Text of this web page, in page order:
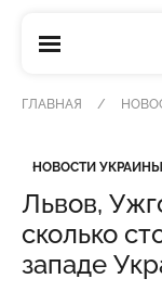
ГЛАВНАЯ
Категория
НОВОСТИ УКРАИНЫ
Дата публикации
Львов,
сколько
западе